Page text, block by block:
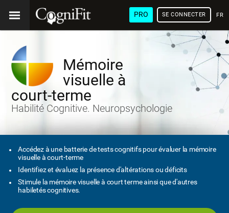
PRO SE CONNECTER
Mémoire
visuelle à
court-terme
Habilité Cognitive. Neuropsychologie
Accédez à une batterie de tests cognitifs pour évaluer la mémoire
visuelle à court-terme
Identifiez et évaluez la présence d'altérations ou déficits
Stimule la mémoire visuelle à court terme ainsi que d'autres
habiletés cognitives.